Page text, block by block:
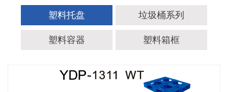
塑料托盘 垃圾桶系列
塑料容器 塑料箱框
产品尺寸：1300*1100*150